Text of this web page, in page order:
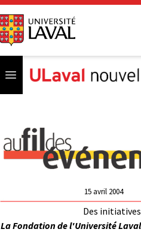
Open menu
15 avril 2004
Des
La Fondation de l'Université